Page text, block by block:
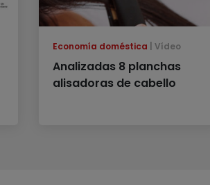
Economía doméstica Vídeo
Analizadas 8 planchas
alisadoras de cabello